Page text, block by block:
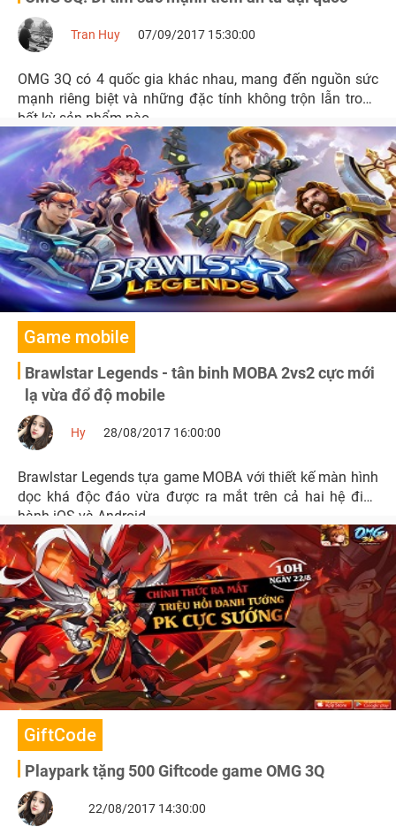
Tran Huy 07/09/2017 15:30:00
OMG 3Q có 4 quốc gia khác nhau, mang đến nguồn sức
mạnh riêng biệt và những đặc tính không trộn lẫn trong
bất kỳ sản phẩm nào.
Game mobile
Brawlstar Legends - tân binh MOBA 2vs2 cực mới
lạ vừa đổ độ mobile
Hy 28/08/2017 16:00:00
Brawlstar Legends tựa game MOBA với thiết kế màn hình
dọc khá độc đáo vừa được ra mắt trên cả hai hệ điều
hành iOS và Android.
GiftCode
Playpark tặng 500 Giftcode game OMG 3Q
22/08/2017 14:30:00